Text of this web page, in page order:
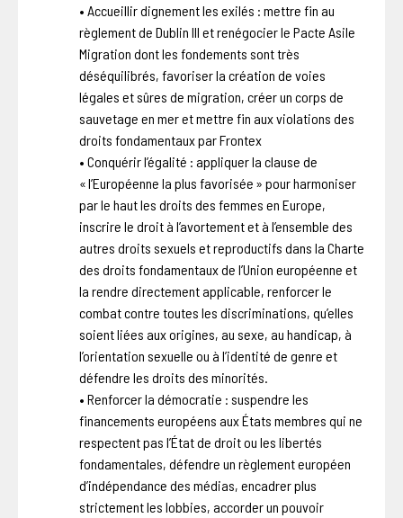
• Accueillir dignement les exilés : mettre fin au
règlement de Dublin III et renégocier le Pacte Asile
Migration dont les fondements sont très
déséquilibrés, favoriser la création de voies
légales et sûres de migration, créer un corps de
sauvetage en mer et mettre fin aux violations des
droits fondamentaux par Frontex
• Conquérir l’égalité : appliquer la clause de
« l’Européenne la plus favorisée » pour harmoniser
par le haut les droits des femmes en Europe,
inscrire le droit à l’avortement et à l’ensemble des
autres droits sexuels et reproductifs dans la Charte
des droits fondamentaux de l’Union européenne et
la rendre directement applicable, renforcer le
combat contre toutes les discriminations, qu’elles
soient liées aux origines, au sexe, au handicap, à
l’orientation sexuelle ou à l’identité de genre et
défendre les droits des minorités.
• Renforcer la démocratie : suspendre les
financements européens aux États membres qui ne
respectent pas l’État de droit ou les libertés
fondamentales, défendre un règlement européen
d’indépendance des médias, encadrer plus
strictement les lobbies, accorder un pouvoir